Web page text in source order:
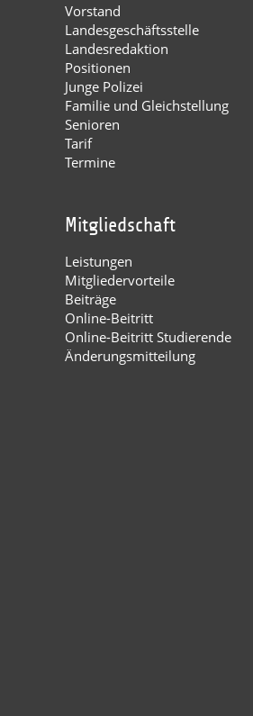
Vorstand
Landesgeschäftsstelle
Landesredaktion
Positionen
Junge Polizei
Familie und Gleichstellung
Senioren
Tarif
Termine
Mitgliedschaft
Leistungen
Mitgliedervorteile
Beiträge
Online-Beitritt
Online-Beitritt Studierende
Änderungsmitteilung